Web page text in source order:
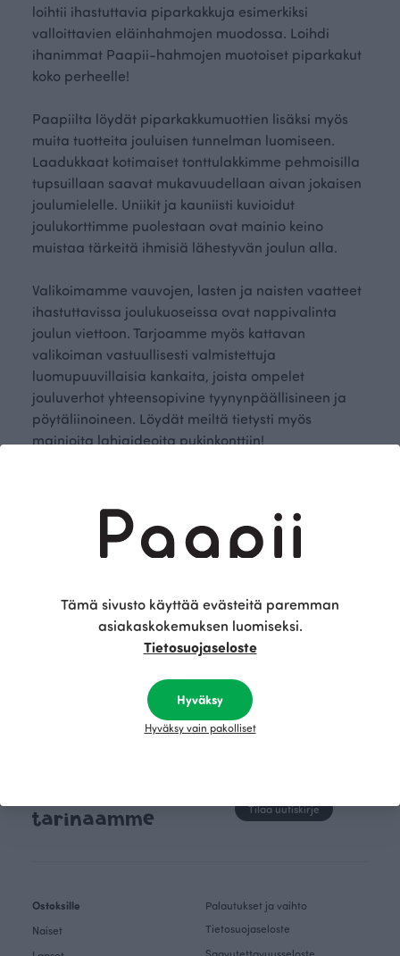
loihtii ihastuttavia piparkakkuja esimerkiksi
valloittavien eläinhahmojen muodossa. Loihdi
ihanimmat Paapii-hahmojen muotoiset piparkakut
koko perheelle!
Paapiilta löydät piparkakkumuottien lisäksi myös
muita tuotteita jouluisen tunnelman luomiseen.
Laadukkaat kotimaiset tonttulakkimme pehmoisilla
tupsuillaan saavat mukavuudellaan aivan jokaisen
joulumielelle. Uniikit ja kauniisti kuvioidut
joulukorttimme puolestaan ovat mainio keino
muistaa tärkeitä ihmisiä lähestyvän joulun alla.
Valikoimamme vauvojen, lasten ja naisten vaatteet
ihastuttavissa joulukuoseissa ovat nappivalinta
joulun viettoon. Tarjoamme myös kattavan
valikoiman vastuullisesti valmistettuja
luomupuuvillaisia kankaita, joista ompelet
jouluverhot yhteensopivine tyynynpäällisineen ja
pöytäliinoineen. Löydät meiltä tietysti myös
mainioita lahjaideoita pukinkonttiin!
Voit tehdä tilauksen omalla nimelläsi ja lisätä
lahjansaajan tiedot kommenttikenttään. Poistamme
tarinaamme
Tilaa uutiskirje
Ostoksille
Naiset
Palautukset ja vaihto
Tietosuojaseloste
Tämä sivusto käyttää evästeitä paremman
asiakaskokemuksen luomiseksi.
Tietosuojaseloste
Hyväksy
Hyväksy vain pakolliset